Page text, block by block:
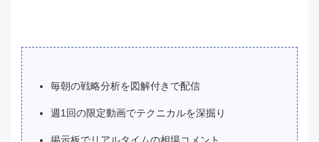
毎朝の戦略分析を図解付きで配信
週1回の限定動画でテクニカルを深掘り